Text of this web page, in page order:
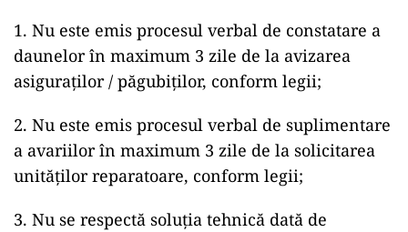
1. Nu este emis procesul verbal de constatare a
daunelor în maximum 3 zile de la avizarea
asiguraților / păgubiților, conform legii;
2. Nu este emis procesul verbal de suplimentare
a avariilor în maximum 3 zile de la solicitarea
unităților reparatoare, conform legii;
3. Nu se respectă soluția tehnică dată de